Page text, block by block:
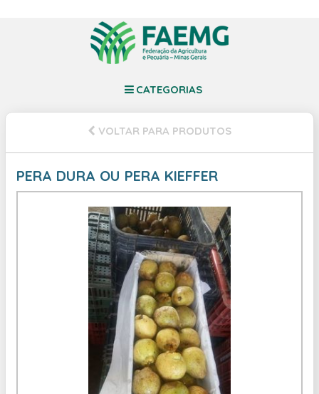
CATEGORIAS
VOLTAR PARA PRODUTOS
PERA DURA OU PERA KIEFFER